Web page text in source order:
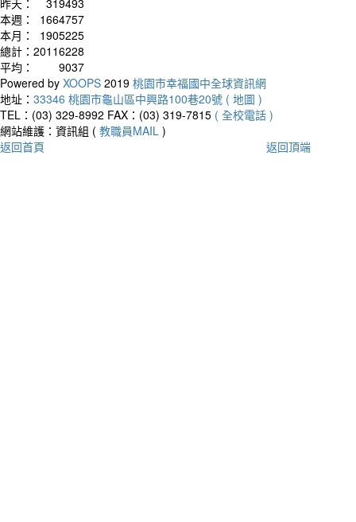
本週：
1664757
本月：
1905225
總計： 20116228
平均：
9037
Powered by XOOPS 2019 桃園市幸福國中全球資訊網
地址： 33346 桃園市龜山區中興路100巷20號 ( 地圖 )
TEL：(03) 329-8992 FAX：(03) 319-7815 ( 全校電話 )
網站維護：資訊組 ( 教職員MAIL )
返回首頁
返回頂端